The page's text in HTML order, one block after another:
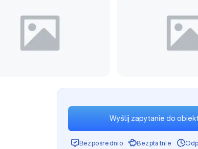
Wyślij zapytanie do
Bezpośrednio Bezpłatnie